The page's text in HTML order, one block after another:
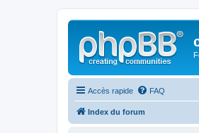
Accès rapide FAQ
Index du forum